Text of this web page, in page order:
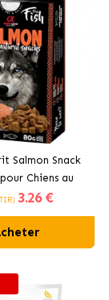
Salmon Snack
Chiens au
3.26 €